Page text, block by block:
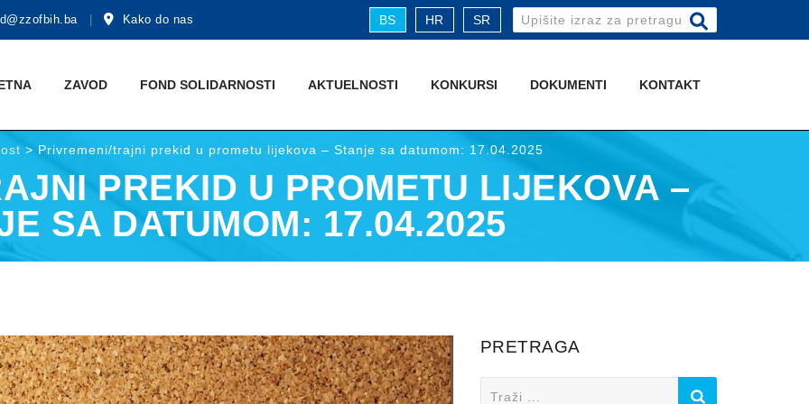
Kako do nas BS HR SR
Search
for:
ZAVOD FOND SOLIDARNOSTI AKTUЕLNOSTI KONKURSI DOKUMENTI KONTAKT
> Privremeni/trajni prekid u prometu lijekova – Stanje sa datumom: 17.04.2025
PREKID U PROMETU LIJEKOVA –
SA DATUMOM: 17.04.2025
PRETRAGA